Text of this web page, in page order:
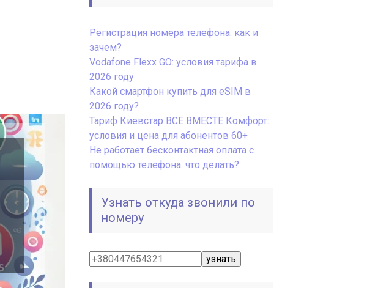
Регистрация номера телефона: как и
зачем?
Vodafone Flexx GO: условия тарифа в
2026 году
Какой смартфон купить для eSIM в
2026 году?
Тариф Киевстар ВСЕ ВМЕСТЕ Комфорт:
условия и цена для абонентов 60+
Не работает бесконтактная оплата с
помощью телефона: что делать?
Узнать откуда звонили по
номеру